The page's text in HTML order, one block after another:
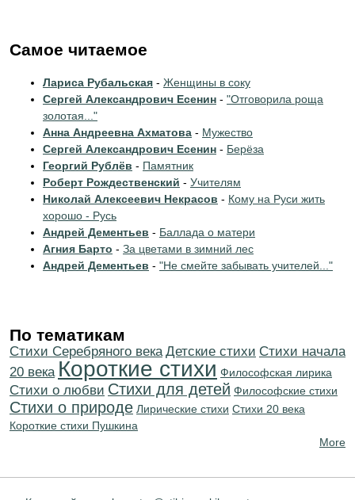
Самое читаемое
Лариса Рубальская - Женщины в соку
Сергей Александрович Есенин - "Отговорила роща
золотая..."
Анна Андреевна Ахматова - Мужество
Сергей Александрович Есенин - Берёза
Георгий Рублёв - Памятник
Роберт Рождественский - Учителям
Николай Алексеевич Некрасов - Кому на Руси жить
хорошо - Русь
Андрей Дементьев - Баллада о матери
Агния Барто - За цветами в зимний лес
Андрей Дементьев - "Не смейте забывать учителей..."
По тематикам
Cтихи Серебряного века Детские стихи Cтихи начала
20 века Короткие стихи Философская лирика
Стихи о любви Стихи для детей Философские стихи
Стихи о природе Лирические стихи Стихи 20 века
Короткие стихи Пушкина
More